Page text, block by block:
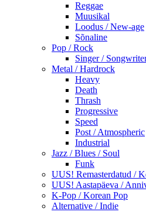
Reggae
Muusikal
Loodus / New-age
Sõnaline
Pop / Rock
Singer /
Metal / Hardrock
Heavy
Death
Thrash
Progressive
Speed
Post / Atmospheric
Industrial
Jazz / Blues / Soul
Funk
UUS! Remasterdatud /
UUS! Aastapäeva /
K-Pop / Korean Pop
Alternative / Indie